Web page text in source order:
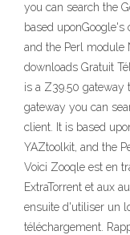
you can search the
based uponGoogle's
and the Perl module
downloads Gratuit
is a Z39.50 gateway
gateway you can
client. It is based
YAZtoolkit, and the
Voici Zooqle est en
ExtraTorrent et aux
ensuite d'utiliser un
téléchargement.